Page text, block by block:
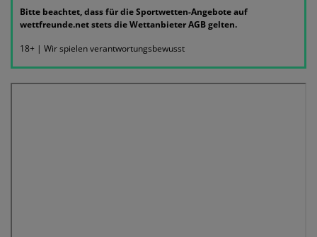
Bitte beachtet, dass für die Sportwetten-Angebote auf
wettfreunde.net stets die Wettanbieter AGB gelten.
18+ | Wir spielen verantwortungsbewusst